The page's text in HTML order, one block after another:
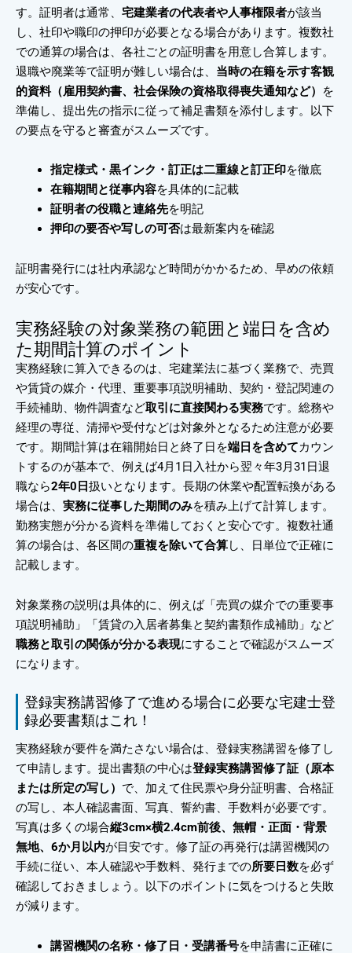
す。証明者は通常、 宅建業者の代表者や人事権限者が該当
し、社印や職印の押印が必要となる場合があります。複数社
での通算の場合は、各社ごとの証明書を用意し合算します。
退職や廃業等で証明が難しい場合は、 当時の在籍を示す客観
的資料（雇用契約書、社会保険の資格取得喪失通知など）
を
準備し、提出先の指示に従って補足書類を添付します。以下
の要点を守ると審査がスムーズです。
指定様式・黒インク・訂正は二重線と訂正印を徹底
在籍期間と従事内容を具体的に記載
証明者の役職と連絡先を明記
押印の要否や写しの可否は最新案内を確認
証明書発行には社内承認など時間がかかるため、早めの依頼
が安心です。
実務経験の対象業務の範囲と端日を含め
た期間計算のポイント
実務経験に算入できるのは、宅建業法に基づく業務で、売買
や賃貸の媒介・代理、重要事項説明補助、契約・登記関連の
手続補助、物件調査など取引に直接関わる実務です。総務や
経理の専従、清掃や受付などは対象外となるため注意が必要
です。期間計算は在籍開始日と終了日を端日を含めてカウン
トするのが基本で、例えば4月1日入社から翌々年3月31日退
職なら2年0日扱いとなります。長期の休業や配置転換がある
場合は、 実務に従事した期間のみを積み上げて計算します。
勤務実態が分かる資料を準備しておくと安心です。複数社通
算の場合は、各区間の重複を除いて合算し、日単位で正確に
記載します。
対象業務の説明は具体的に、例えば「売買の媒介での重要事
項説明補助」「賃貸の入居者募集と契約書類作成補助」など
職務と取引の関係が分かる表現にすることで確認がスムーズ
になります。
登録実務講習修了で進める場合に必要な宅建士登
録必要書類はこれ！
実務経験が要件を満たさない場合は、登録実務講習を修了し
て申請します。提出書類の中心は登録実務講習修了証（原本
または所定の写し） で、加えて住民票や身分証明書、合格証
の写し、本人確認書面、写真、誓約書、手数料が必要です。
写真は多くの場合縦3cm×横2.4cm前後、無帽・正面・背景
無地、6か月以内が目安です。修了証の再発行は講習機関の
手続に従い、本人確認や手数料、発行までの所要日数を必ず
確認しておきましょう。以下のポイントに気をつけると失敗
が減ります。
講習機関の名称・修了日・受講番号を申請書に正確に